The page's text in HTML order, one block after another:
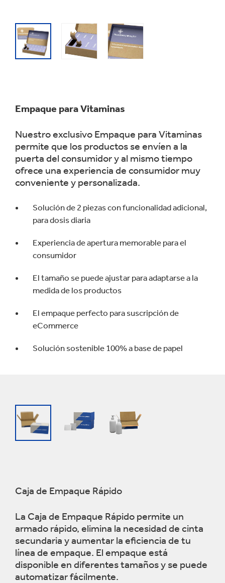
Empaque para Vitaminas
Nuestro exclusivo Empaque para Vitaminas
permite que los productos se envíen a la
puerta del consumidor y al mismo tiempo
ofrece una experiencia de consumidor muy
conveniente y personalizada.
Solución de 2 piezas con funcionalidad adicional,
para dosis diaria
Experiencia de apertura memorable para el
consumidor
El tamaño se puede ajustar para adaptarse a la
medida de los productos
El empaque perfecto para suscripción de
eCommerce
Solución sostenible 100% a base de papel
Caja de Empaque Rápido
La Caja de Empaque Rápido permite un
armado rápido, elimina la necesidad de cinta
secundaria y aumentar la eficiencia de tu
línea de empaque. El empaque está
disponible en diferentes tamaños y se puede
automatizar fácilmente.